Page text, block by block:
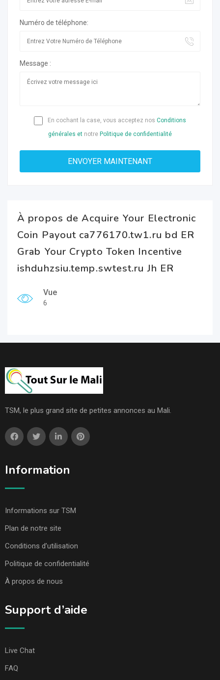
Numéro de téléphone:
Message :
En cochant la case, vous acceptez nos Conditions
générales et notre Politique de confidentialité
À propos de Acquire Your Electronic
Coin Payout ca776170.tw1.ru bd ER
Grab Your Crypto Token Incentive
ishduhzsiu.temp.swtest.ru Jh ER
Vue
6
TSM, le plus grand site de petites annonces au Mali.
Information
Informations sur TSM
Plan de notre site
Conditions d’utilisation
Politique de confidentialité
À propos de nous
Support d’aide
Live Chat
FAQ